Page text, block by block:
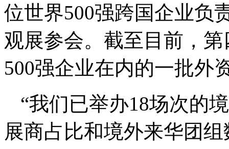
位世界500强跨国企业负
观展参会。截至目前，
500强企业在内的一批外
“我们已举办18场次的
展商占比和境外来华团